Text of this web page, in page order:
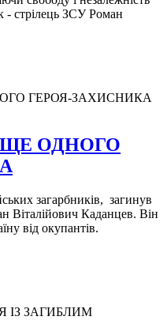
- стрілець ЗСУ Роман
ЩЕ ОДНОГО
загарбників, загинув
Віталійович Каданцев. Він
від окупантів.